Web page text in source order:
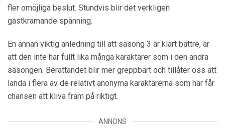
fler omöjliga beslut. Stundvis blir det verkligen
gastkramande spänning.
En annan viktig anledning till att säsong 3 är klart bättre, är
att den inte har fullt lika många karaktärer som i den andra
säsongen. Berättandet blir mer greppbart och tillåter oss att
landa i flera av de relativt anonyma karaktärerna som här får
chansen att kliva fram på riktigt.
ANNONS